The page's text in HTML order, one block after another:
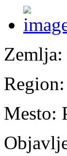
Zemlja:
Region:
Mesto: